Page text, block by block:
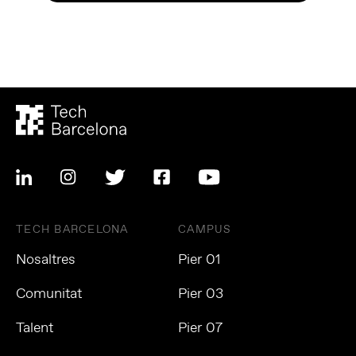
TECH BARCELONA
Nosaltres
Comunitat
Talent
CAMPUS
Pier 01
Pier 03
Pier 07